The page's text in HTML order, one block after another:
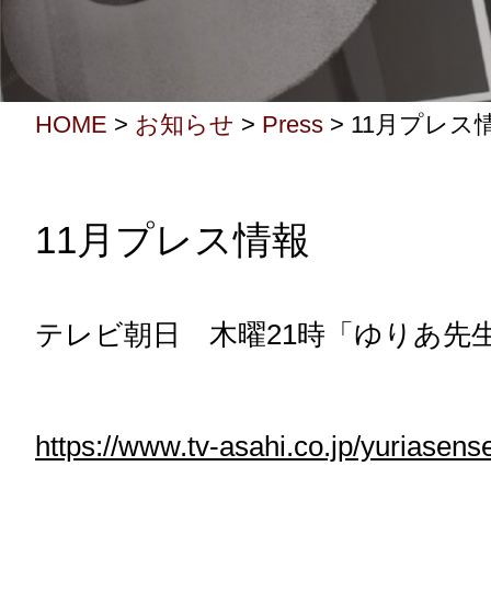
HOME > お知らせ > Press > 11月プレス
11月プレス情報
テレビ朝日 木曜21時「ゆりあ先
https://www.tv-asahi.co.jp/